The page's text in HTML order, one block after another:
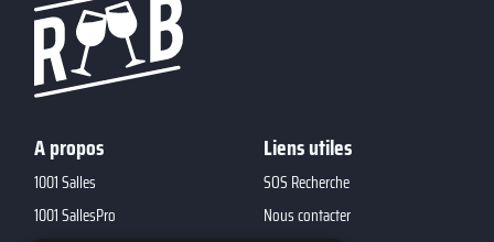
A propos
1001 Salles
1001 SallesPro
Liens utiles
SOS Recherche
Nous contacter